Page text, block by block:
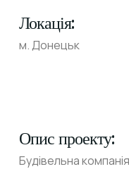
Локація:
м. Донецьк
Опис проекту:
Будівельна